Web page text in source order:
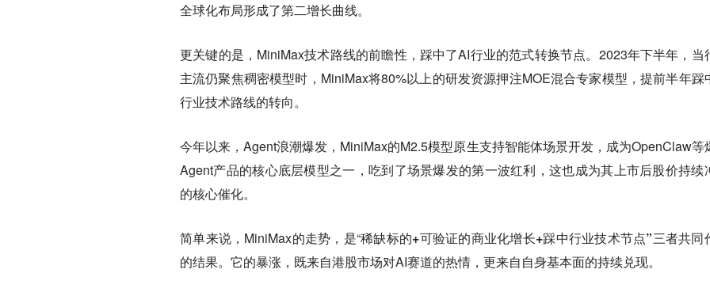
全球化布局形成了第二增长曲线。
更关键的是，MiniMax技术路线的前瞻性，踩中了AI行业的范式转换节点。2023年下半年，当
主流仍聚焦稠密模型时，MiniMax将80%以上的研发资源押注MOE混合专家模型，提前半年踩
行业技术路线的转向。
今年以来，Agent浪潮爆发，MiniMax的M2.5模型原生支持智能体场景开发，成为OpenClaw等
Agent产品的核心底层模型之一，吃到了场景爆发的第一波红利，这也成为其上市后股价持续
的核心催化。
简单来说，MiniMax的走势，是“稀缺标的+可验证的商业化增长+踩中行业技术节点”三者共同
的结果。它的暴涨，既来自港股市场对AI赛道的热情，更来自自身基本面的持续兑现。